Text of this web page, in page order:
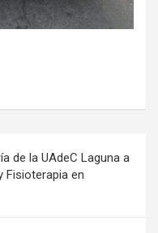
de la UAdeC Laguna a
Fisioterapia en